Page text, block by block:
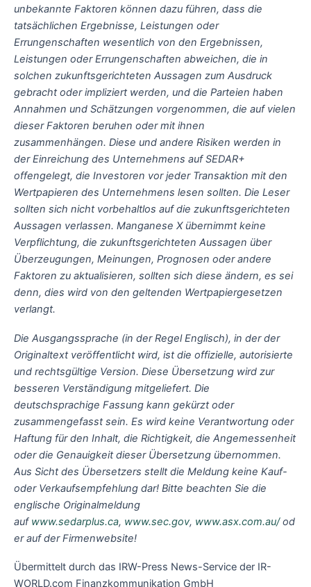
unbekannte Faktoren können dazu führen, dass die
tatsächlichen Ergebnisse, Leistungen oder
Errungenschaften wesentlich von den Ergebnissen,
Leistungen oder Errungenschaften abweichen, die in
solchen zukunftsgerichteten Aussagen zum Ausdruck
gebracht oder impliziert werden, und die Parteien haben
Annahmen und Schätzungen vorgenommen, die auf vielen
dieser Faktoren beruhen oder mit ihnen
zusammenhängen. Diese und andere Risiken werden in
der Einreichung des Unternehmens auf SEDAR+
offengelegt, die Investoren vor jeder Transaktion mit den
Wertpapieren des Unternehmens lesen sollten. Die Leser
sollten sich nicht vorbehaltlos auf die zukunftsgerichteten
Aussagen verlassen. Manganese X übernimmt keine
Verpflichtung, die zukunftsgerichteten Aussagen über
Überzeugungen, Meinungen, Prognosen oder andere
Faktoren zu aktualisieren, sollten sich diese ändern, es sei
denn, dies wird von den geltenden Wertpapiergesetzen
verlangt.
Die Ausgangssprache (in der Regel Englisch), in der der
Originaltext veröffentlicht wird, ist die offizielle, autorisierte
und rechtsgültige Version. Diese Übersetzung wird zur
besseren Verständigung mitgeliefert. Die
deutschsprachige Fassung kann gekürzt oder
zusammengefasst sein. Es wird keine Verantwortung oder
Haftung für den Inhalt, die Richtigkeit, die Angemessenheit
oder die Genauigkeit dieser Übersetzung übernommen.
Aus Sicht des Übersetzers stellt die Meldung keine Kauf-
oder Verkaufsempfehlung dar! Bitte beachten Sie die
englische Originalmeldung
auf www.sedarplus.ca, www.sec.gov, www.asx.com.au/od
er auf der Firmenwebsite!
Übermittelt durch das IRW-Press News-Service der IR-
WORLD.com Finanzkommunikation GmbH